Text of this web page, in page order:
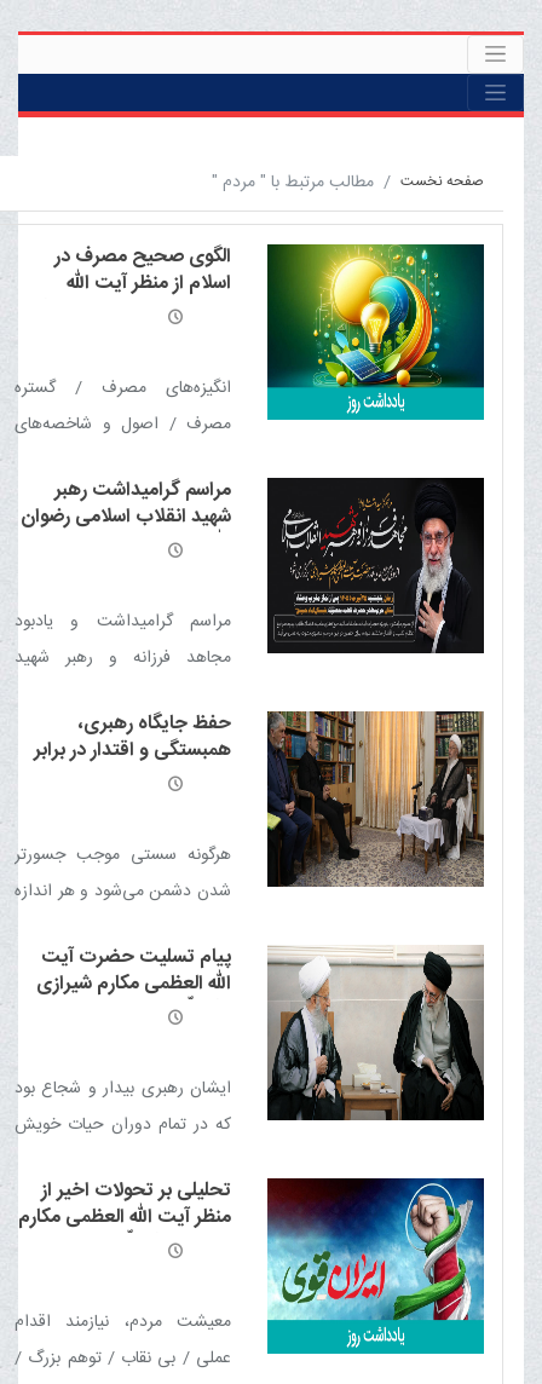
صفحه نخست مطالب مرتبط با " مردم "
الگوی صحیح مصرف در
اسلام از منظر آیت الله
العظمی مکارم شیرازی مدّ
انگیزه‌های مصرف / گستره
مصرف / اصول و شاخصه‌های
مراسم گرامیداشت رهبر
شهید انقلاب اسلامی رضوان
الله تعالی علیه
مراسم گرامیداشت و یادبود
مجاهد فرزانه و رهبر شهید
علیه از سوی مرجع عالی‌قدر
حضرت آیت الله العظمی مکارم
می‌شود.
حفظ جایگاه رهبری،
همبستگی و اقتدار در برابر
دشمن، ضروری است
هرگونه سستی موجب جسورتر
شدن دشمن می‌شود و هر اندازه
نشان داده شود، دشمنان
ضعیف‌تر خواهند شد.
پیام تسلیت حضرت آیت
الله العظمی مکارم شیرازی
مدّ ظلّه العالی درپی شهادت
خامنه ای قدّس سرّه
الشریف
ایشان رهبری بیدار و شجاع بود
که در تمام دوران حیات خویش
طوفانِ حوادث و مشکلات و
فشارها به حق مقاومت نمود و به
تحلیلی بر تحولات اخیر از
منظر آیت الله العظمی مکارم
شیرازی مدّ ظلّه العالی
معیشت مردم، نیازمند اقدام
عملی / بی نقاب / توهم بزرگ /